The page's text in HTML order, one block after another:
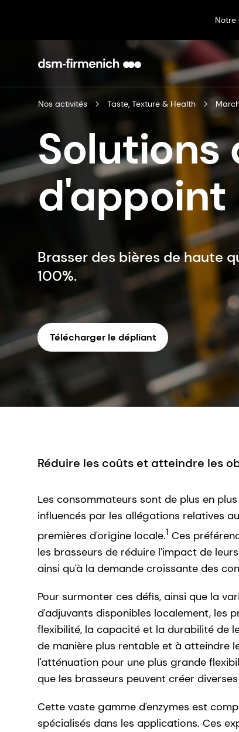
Notre
Nos activités Taste, Texture & Health
Solutions
d'appoint
Brasser des bières de haute
100%.
Télécharger le dépliant
Réduire les coûts et atteindre les
Les consommateurs sont de plus en
influencés par les allégations relatives
premières d'origine locale.1 Ces
les brasseurs de réduire l'impact de
ainsi qu'à la demande croissante des
Pour surmonter ces défis, ainsi que la
d'adjuvants disponibles localement, les
flexibilité, la capacité et la durabilité de
de manière plus rentable et à atteindre
l'atténuation pour une plus grande
que les brasseurs peuvent créer
Cette vaste gamme d'enzymes est
spécialisés dans les applications. Ces